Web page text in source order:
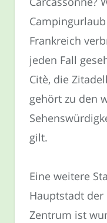
Frankreich
jeden Fall
Citè, die
gehört zu den
gilt.
Eine weitere
Hauptstadt der
Zentrum ist